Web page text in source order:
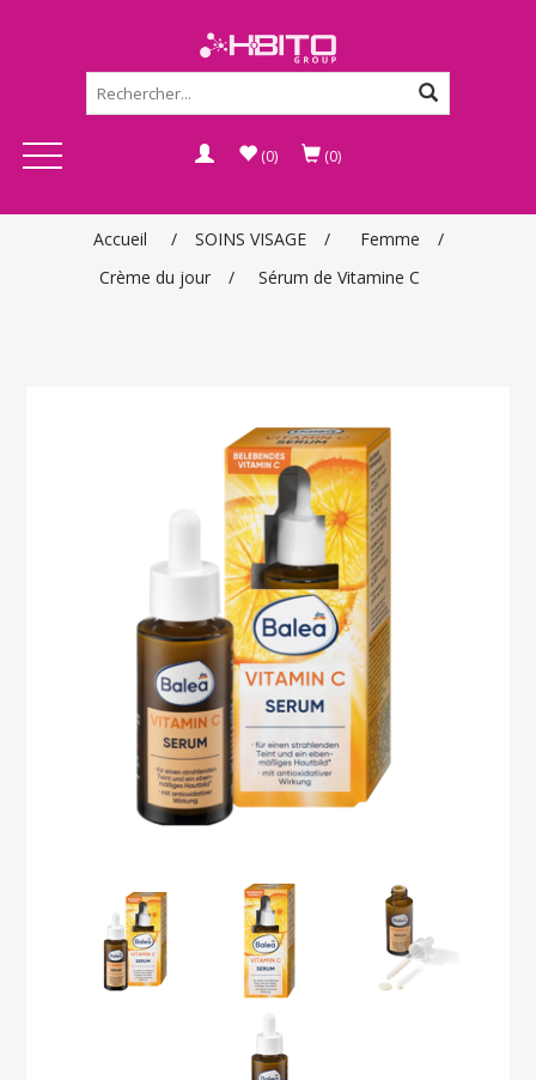
(0) (0)
Accueil / SOINS VISAGE / Femme
/
Crème du jour
/ Sérum de Vitamine C